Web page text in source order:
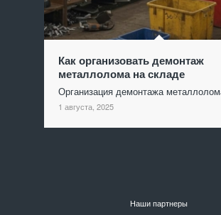
Как организовать демонтаж
металлолома на складе
Организация демонтажа
1 августа, 2025
Наши партнеры